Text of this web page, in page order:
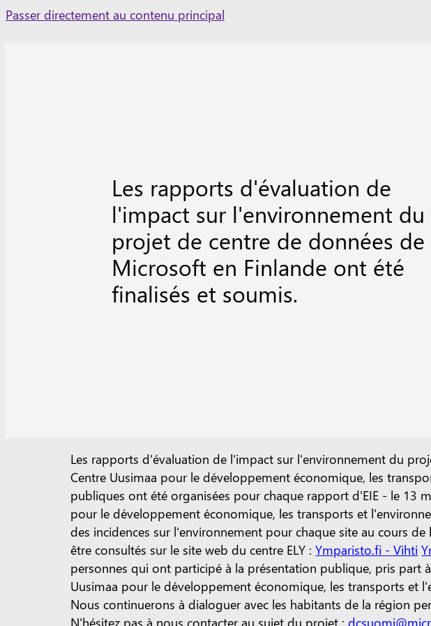
Skip
Passer directement au contenu principal
Les rapports d'évaluation de
l'impact sur l'environnement du
projet de centre de données de
Microsoft en Finlande ont été
finalisés et soumis.
Les rapports d'évaluation de l'impact sur l'environnement du
Centre Uusimaa pour le développement économique, les
publiques ont été organisées pour chaque rapport d'EIE - le 13
pour le développement économique, les transports et
des incidences sur l'environnement pour chaque site au cours de
être consultés sur le site web du centre ELY : Ymparisto.fi - Vihti
personnes qui ont participé à la présentation publique, pris part
Uusimaa pour le développement économique, les transports et
Nous continuerons à dialoguer avec les habitants de la région
N'hésitez pas à nous contacter au sujet du projet :